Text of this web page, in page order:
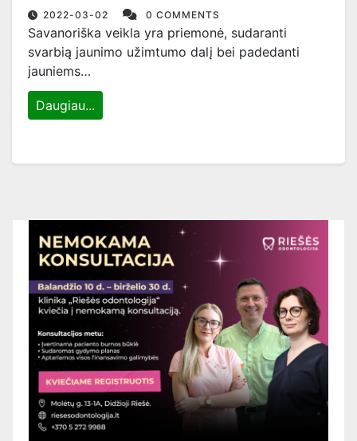
savanorsytės srityje
2022-03-02 0 COMMENTS
Savanoriška veikla yra priemonė, sudaranti
svarbią jaunimo užimtumo dalį bei padedanti
jauniems…
Daugiau...